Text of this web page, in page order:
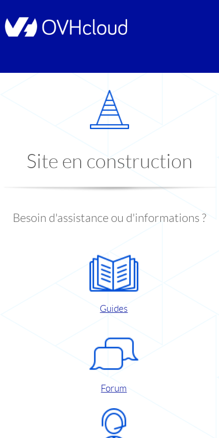
Site en construction
Besoin d'assistance ou d'informations ?
Guides
Forum